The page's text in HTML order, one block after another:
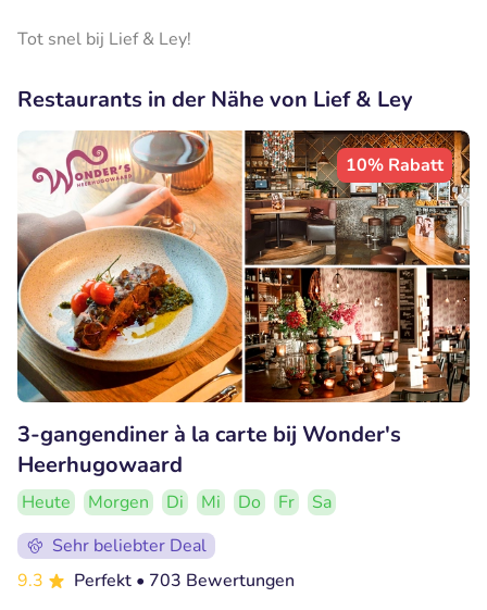
Tot snel bij Lief & Ley!
Restaurants in der Nähe von Lief & Ley
10% Rabatt
3-gangendiner à la carte bij Wonder's
Heerhugowaard
Heute Morgen Di Mi Do Fr
Sa
Sehr beliebter Deal
9.3
Perfekt • 703 Bewertungen